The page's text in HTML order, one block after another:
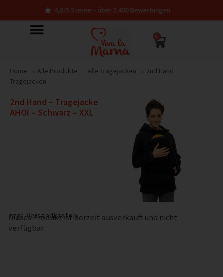
4,8/5 Sterne – über 2.400 Bewertungen
0
Home → Alle Produkte → Alle Tragejacken → 2nd Hand
Tragejacken
2nd Hand – Tragejacke
AHOI – Schwarz – XXL
zzgl.Versandkosten
Dieses Produkt ist derzeit ausverkauft und nicht
verfügbar.